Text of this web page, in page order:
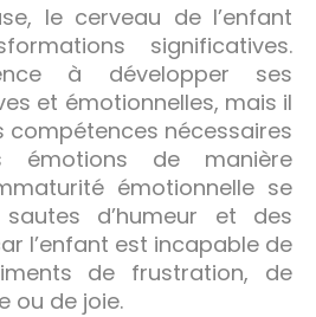
le cerveau de l’enfant
significatives.
à développer ses
et émotionnelles, mais il
compétences nécessaires
émotions de manière
émotionnelle se
d’humeur et des
l’enfant est incapable de
de frustration, de
ou de joie.